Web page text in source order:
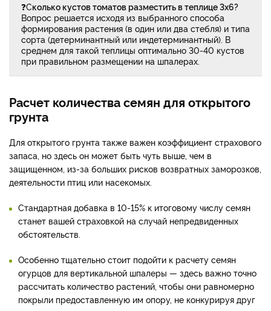
❓Сколько кустов томатов разместить в теплице 3х6?
Вопрос решается исходя из выбранного способа
формирования растения (в один или два стебля) и типа
сорта (детерминантный или индетерминантный). В
среднем для такой теплицы оптимально 30-40 кустов
при правильном размещении на шпалерах.
Расчет количества семян для открытого
грунта
Для открытого грунта также важен коэффициент страхового
запаса, но здесь он может быть чуть выше, чем в
защищенном, из-за больших рисков возвратных заморозков,
деятельности птиц или насекомых.
Стандартная добавка в 10-15% к итоговому числу семян
станет вашей страховкой на случай непредвиденных
обстоятельств.
Особенно тщательно стоит подойти к расчету семян
огурцов для вертикальной шпалеры — здесь важно точно
рассчитать количество растений, чтобы они равномерно
покрыли предоставленную им опору, не конкурируя друг